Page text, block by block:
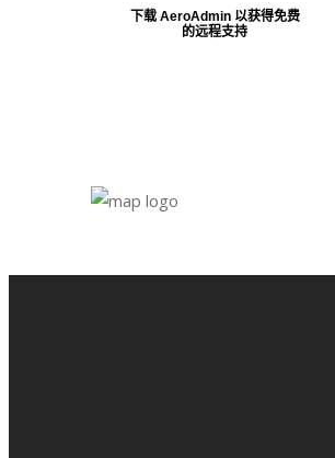
下载 AeroAdmin 以获得免费
的远程支持